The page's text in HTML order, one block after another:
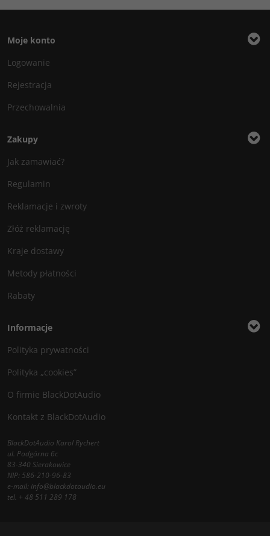
Moje konto
Logowanie
Rejestracja
Przechowalnia
Zakupy
Jak zamawiać?
Regulamin
Reklamacje i zwroty
Złóż reklamację
Kraje dostawy
Metody płatności
Rabaty
Informacje
Polityka prywatności
Polityka „cookies”
O firmie BlackDotAudio
Kontakt z BlackDotAudio
BlackDotAudio Karol Rychert
ul. Podgórna 6c
83-340 Sierakowice
NIP: 586-210-96-83
e-mail:info@blackdotaudio.eu
tel. + 48 511 289 178